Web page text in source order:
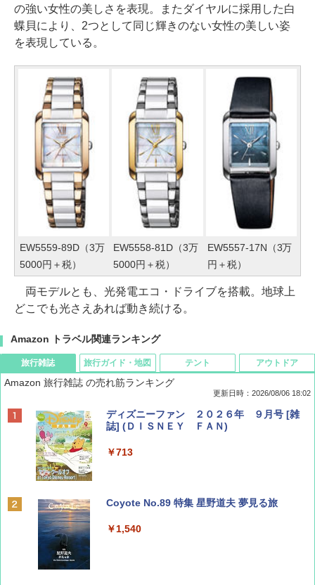
の強い女性の美しさを表現。またダイヤルに採用した白
蝶貝により、2つとして同じ輝きのない女性の美しい姿
を表現している。
EW5559-89D（3万
5000円＋税）
EW5558-81D（3万
5000円＋税）
EW5557-17N（3万
円＋税）
両モデルとも、光発電エコ・ドライブを搭載。地球上
どこでも光さえあれば動き続ける。
Amazon トラベル関連ランキング
旅行雑誌
Amazon 旅行雑誌 の売れ筋ランキング
更新日時：2026/08/06 18:02
ディズニーファン ２０２６年 ９月号 [雑
誌] (ＤＩＳＮＥＹ ＦＡＮ)
￥713
Coyote No.89 特集 星野道夫 夢見る旅
￥1,540
旅行ガイド・地図 テント アウトドア